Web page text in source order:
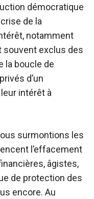
démocratique
crise de la
notamment
souvent exclus des
la boucle de
d’un
intérêt à
surmontions les
l’effacement
âgistes,
de protection des
encore. Au